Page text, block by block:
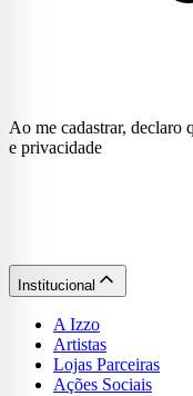
Ao me cadastrar, declaro
e privacidade
Institucional
A Izzo
Artistas
Lojas Parceiras
Ações Sociais